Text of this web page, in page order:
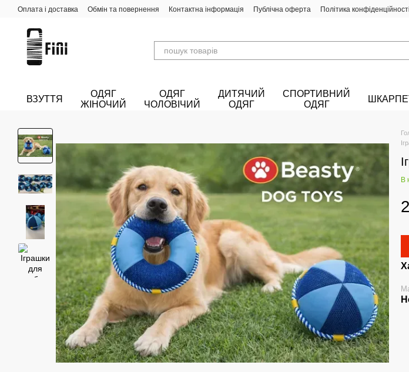
Перейти до основного контенту
Оплата і доставка Обмін та повернення Контактна інформація Публічна оферта Політика конфіденційності
ВЗУТТЯ
ОДЯГ
ЖІНОЧИЙ
ОДЯГ
ЧОЛОВІЧИЙ
ДИТЯЧИЙ
ОДЯГ
СПОРТИВНИЙ
ОДЯГ
В